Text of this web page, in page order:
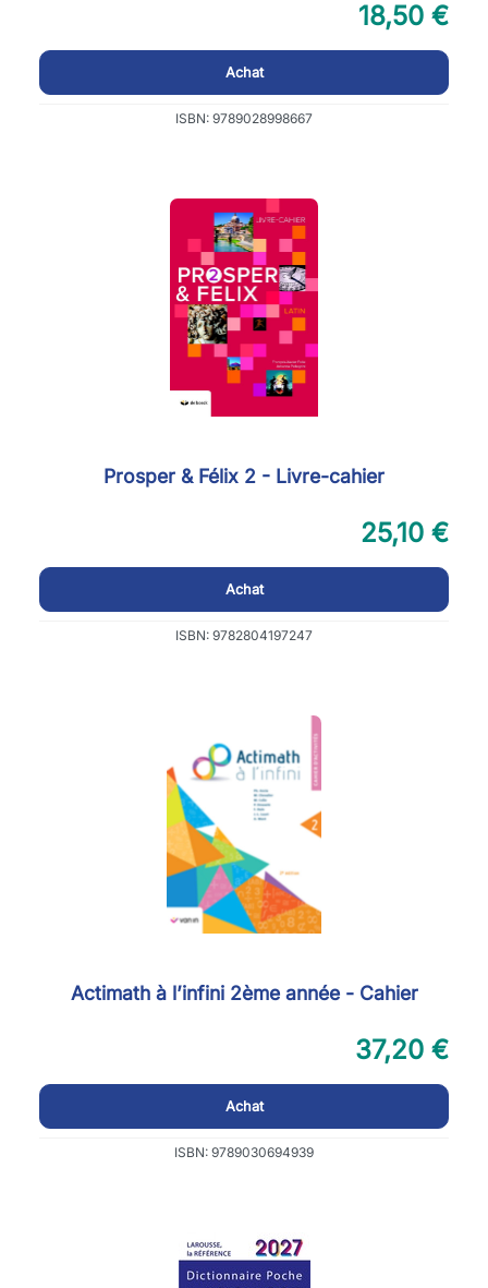
18,50 €
Achat
ISBN: 9789028998667
Prosper & Félix 2 - Livre-cahier
25,10 €
Achat
ISBN: 9782804197247
Actimath à l’infini 2ème année - Cahier
37,20 €
Achat
ISBN: 9789030694939